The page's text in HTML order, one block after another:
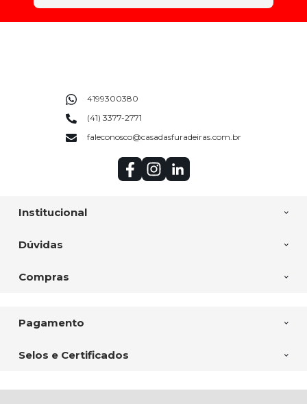
Institucional
Dúvidas
Compras
4199300380
(41) 3377-2771
faleconosco@casadasfuradeiras.com.br
Pagamento
Selos e Certificados